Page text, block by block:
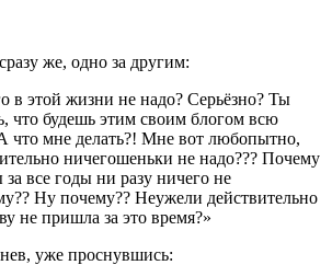
же, одно за другим:
в этой жизни не надо? Серьёзно? Ты
что будешь этим своим блогом всю
что мне делать?! Мне вот любопытно,
ничегошеньки не надо??? Почему
за все годы ни разу ничего не
Ну почему?? Неужели действительно
не пришла за это время?»
уже проснувшись: